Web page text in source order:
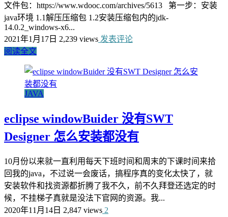
文件包：https://www.wdooc.com/archives/5613 第一步：安装
java环境 1.1解压压缩包 1.2安装压缩包内的jdk-
14.0.2_windows-x6...
2021年1月17日 2,239 views 发表评论
阅读全文
JAVA
eclipse windowBuider 没有SWT
Designer 怎么安装都没有
10月份以来就一直利用每天下班时间和周末的下课时间来拾
回我的java，不过说一会废话，搞程序真的变化太快了，就
安装软件和找资源都折腾了我不久，前不久拜登还选定的时
候，不挂梯子真就是没法下官网的资源。我...
2020年11月14日 2,847 views 2